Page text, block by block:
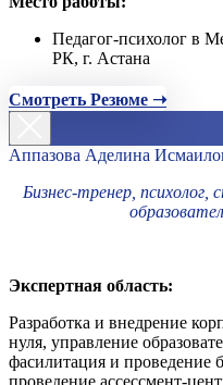
Педагог-психолог в
РК, г. Астана
Смотреть Резюме ➝
Аппазова Аделина
Бизнес-тренер, психолог,
Экспертная область:
Разработка и внедрение
нуля, управление
фасилитация и проведение
проведение ассессмент-